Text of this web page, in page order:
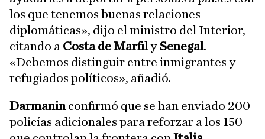
los que tenemos buenas relaciones
diplomáticas», dijo el ministro del Interior,
citando a Costa de MarfilySenegal.
«Debemos distinguir entre inmigrantes y
refugiados políticos», añadió.
Darmaninconfirmó que se han enviado 200
policías adicionales para reforzar a los 150